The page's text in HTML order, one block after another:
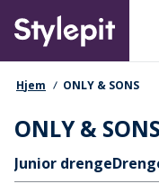
main
content
Primary
navigationssti
Hjem ONLY & SONS
ONLY & SONS
Hurtige links
Junior drenge